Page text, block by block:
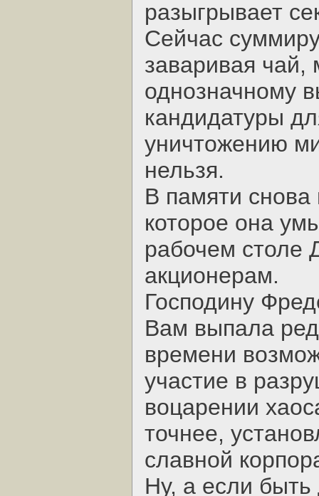
разыгрывает
Сейчас
заваривая
однозначному
кандидатуры
уничтожению
нельзя.
В памяти снова
которое она
рабочем столе
акционерам.
Господину
Вам выпала
времени
участие в
воцарении
точнее,
славной
Ну, а если быть